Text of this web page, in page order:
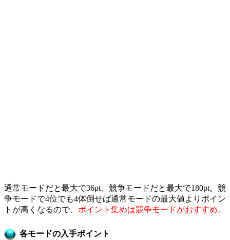
通常モードだと最大で36pt、競争モードだと最大で180pt。競
争モードで4位でも4体倒せば通常モードの最大値よりポイン
トが高くなるので、 ポイント集めは競争モードがおすすめ。
各モードの入手ポイント